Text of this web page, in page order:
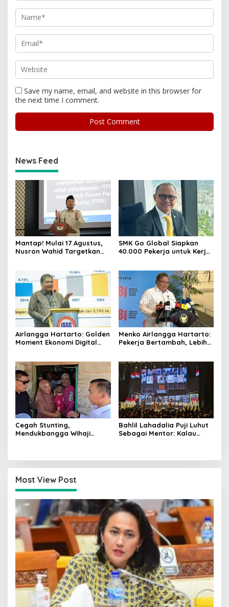
Save my name, email, and website in this browser for
the next time I comment.
News Feed
Mantap! Mulai 17 Agustus,
Nusron Wahid Targetkan
SMK Go Global Siapkan
40.000 Pekerja untuk Kerja
Airlangga Hartarto: Golden
Moment Ekonomi Digital
Menko Airlangga Hartarto:
Pekerja Bertambah, Lebih
Cegah Stunting,
Mendukbangga Wihaji
Bahlil Lahadalia Puji Luhut
Sebagai Mentor: Kalau
Most View Post